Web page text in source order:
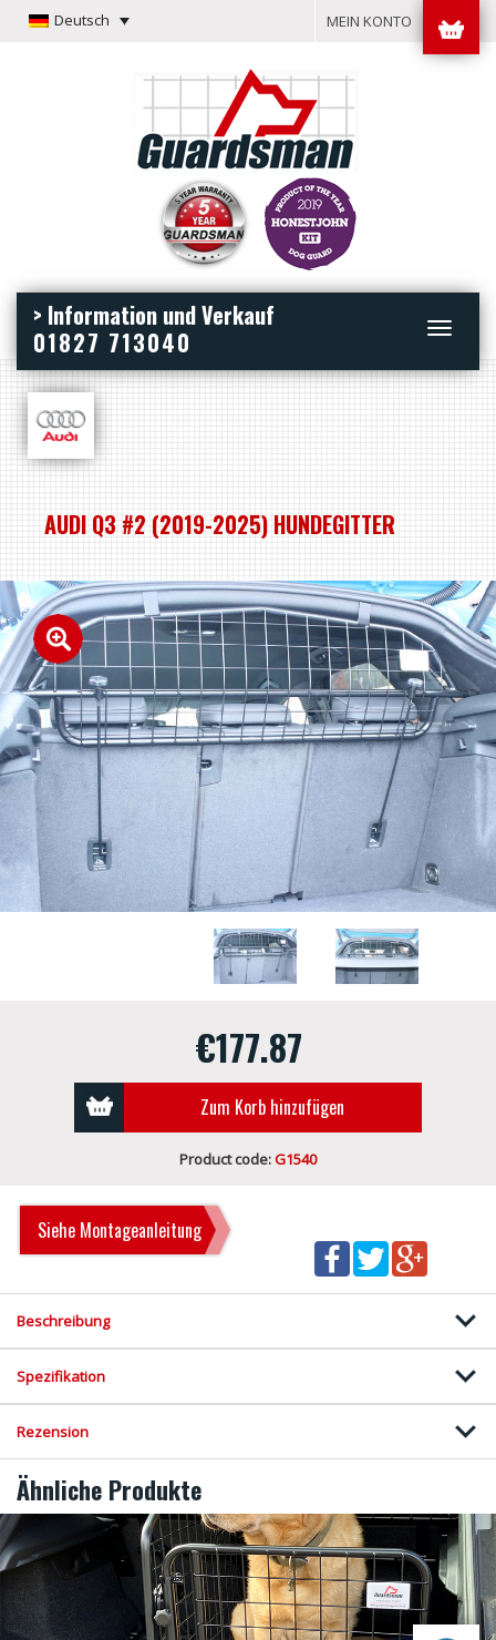
Deutsch MEIN KONTO
Toggle
> Information und Verkauf
01827 713040
AUDI Q3 #2 (2019-2025) HUNDEGITTER
€177.87
Zum Korb hinzufügen
Product code:G1540
Siehe Montageanleitung
Beschreibung
Spezifikation
Rezension
Ähnliche Produkte